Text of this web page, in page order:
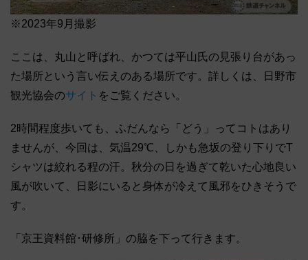
※2023年9月撮影
ここは、丸山と呼ばれ、かつては平山氏の見張り台があっ
た場所という言い伝えのある場所です。詳しくは、日野市
観光協会のサイト をご覧ください。
2時間程度歩いても、ふだんなら「どう」ってコトはあり
ませんが、今回は、気温29℃、しかも急坂の登り下りでT
シャツは絞れる程の汗。秋分の日を過ぎて乾いた心地良い
風が吹いて、日影にいると身体が冷えて風邪をひきそうで
す。
「京王資料館･研修所」の脇を下って行きます。